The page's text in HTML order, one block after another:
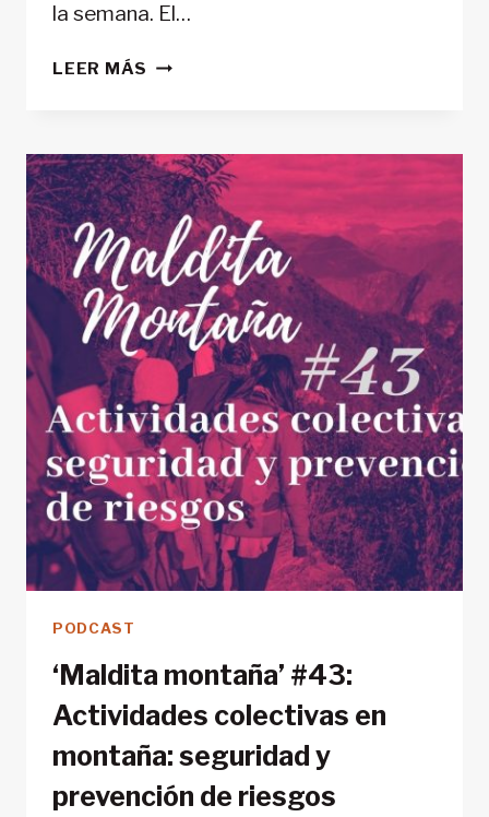
la semana. El…
LEER MÁS ‘MALDITA
FERRATA
Y
PRIMEROS
AUXILIOS
EN
MONTAÑA
PODCAST
‘Maldita montaña’ #43:
Actividades colectivas en
montaña: seguridad y
prevención de riesgos